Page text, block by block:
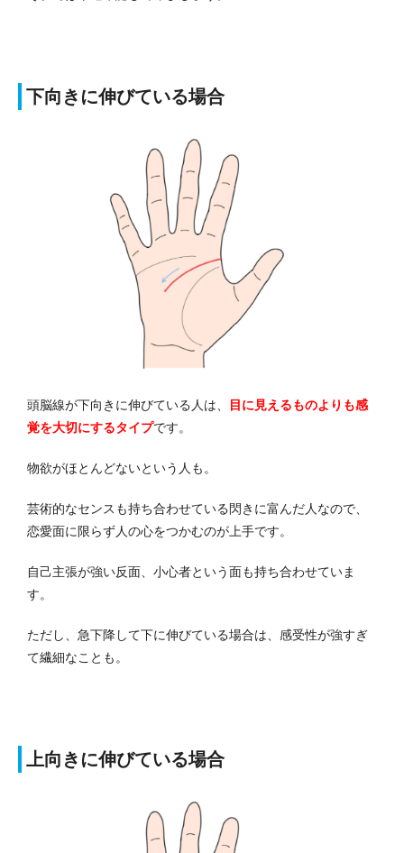
下向きに伸びている場合
頭脳線が下向きに伸びている人は、
目に見えるものよりも感
覚を大切にするタイプです。
物欲がほとんどないという人も。
芸術的なセンスも持ち合わせている閃きに富んだ人なので、
恋愛面に限らず人の心をつかむのが上手です。
自己主張が強い反面、小心者という面も持ち合わせていま
す。
ただし、急下降して下に伸びている場合は、感受性が強すぎ
て繊細なことも。
上向きに伸びている場合